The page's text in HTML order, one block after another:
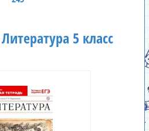
5 класс